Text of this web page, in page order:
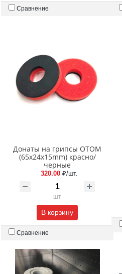
Сравнение
Донаты на грипсы ОТОМ
(65x24x15mm) красно/
черные
320.00 ₽/шт.
шт
В корзину
Сравнение